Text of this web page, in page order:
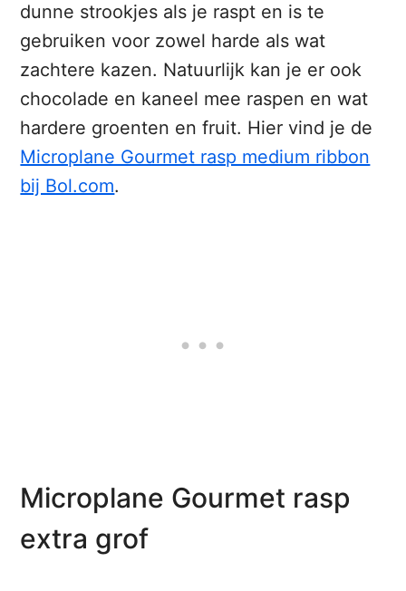
dunne strookjes als je raspt en is te
gebruiken voor zowel harde als wat
zachtere kazen. Natuurlijk kan je er ook
chocolade en kaneel mee raspen en wat
hardere groenten en fruit. Hier vind je de
Microplane Gourmet rasp medium ribbon
bij Bol.com.
Microplane Gourmet rasp
extra grof